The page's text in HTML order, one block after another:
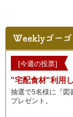
緑色の野菜＝（ｲｺ
皆さん、こんに
のコラムでは、私
春だ！野菜を育
桜が咲き始め、す
ソムリエの岩本
春だ！野菜を育て
春が近づいて来
[今週の投票]
"宅配食材"利用
抽選で5名様に『図
プレゼント。